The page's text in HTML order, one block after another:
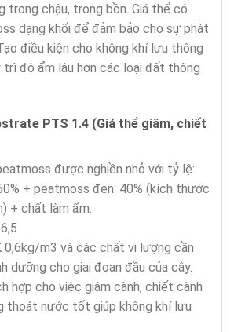
trong chậu, trong bồn. Giá thể có
dạng khối để đảm bảo cho sự phát
điều kiện cho không khí lưu thông
trì độ ẩm lâu hơn các loại đất thông
PTS 1.4 (Giá thể giâm, chiết
được nghiền nhỏ với tỷ lệ:
+ peatmoss đen: 40% (kích thước
+ chất làm ẩm.
0,6kg/m3 và các chất vi lượng cần
dưỡng cho giai đoạn đầu của cây.
hợp cho việc giâm cành, chiết cành
thoát nước tốt giúp không khí lưu